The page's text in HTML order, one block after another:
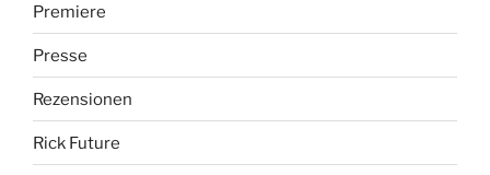
Premiere
Presse
Rezensionen
Rick Future